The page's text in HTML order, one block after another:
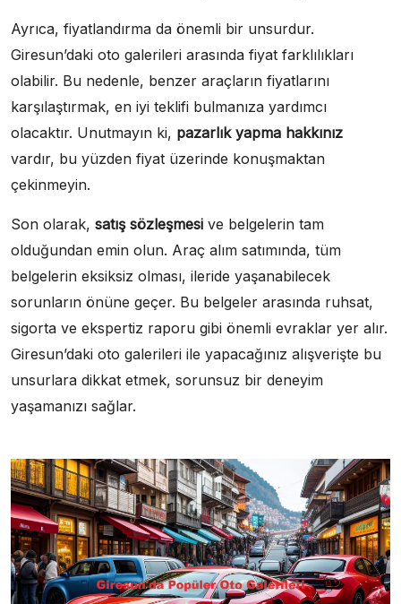
Ayrıca, fiyatlandırma da önemli bir unsurdur.
Giresun’daki oto galerileri arasında fiyat farklılıkları
olabilir. Bu nedenle, benzer araçların fiyatlarını
karşılaştırmak, en iyi teklifi bulmanıza yardımcı
olacaktır. Unutmayın ki, pazarlık yapma hakkınız
vardır, bu yüzden fiyat üzerinde konuşmaktan
çekinmeyin.
Son olarak, satış sözleşmesi ve belgelerin tam
olduğundan emin olun. Araç alım satımında, tüm
belgelerin eksiksiz olması, ileride yaşanabilecek
sorunların önüne geçer. Bu belgeler arasında ruhsat,
sigorta ve ekspertiz raporu gibi önemli evraklar yer alır.
Giresun’daki oto galerileri ile yapacağınız alışverişte bu
unsurlara dikkat etmek, sorunsuz bir deneyim
yaşamanızı sağlar.